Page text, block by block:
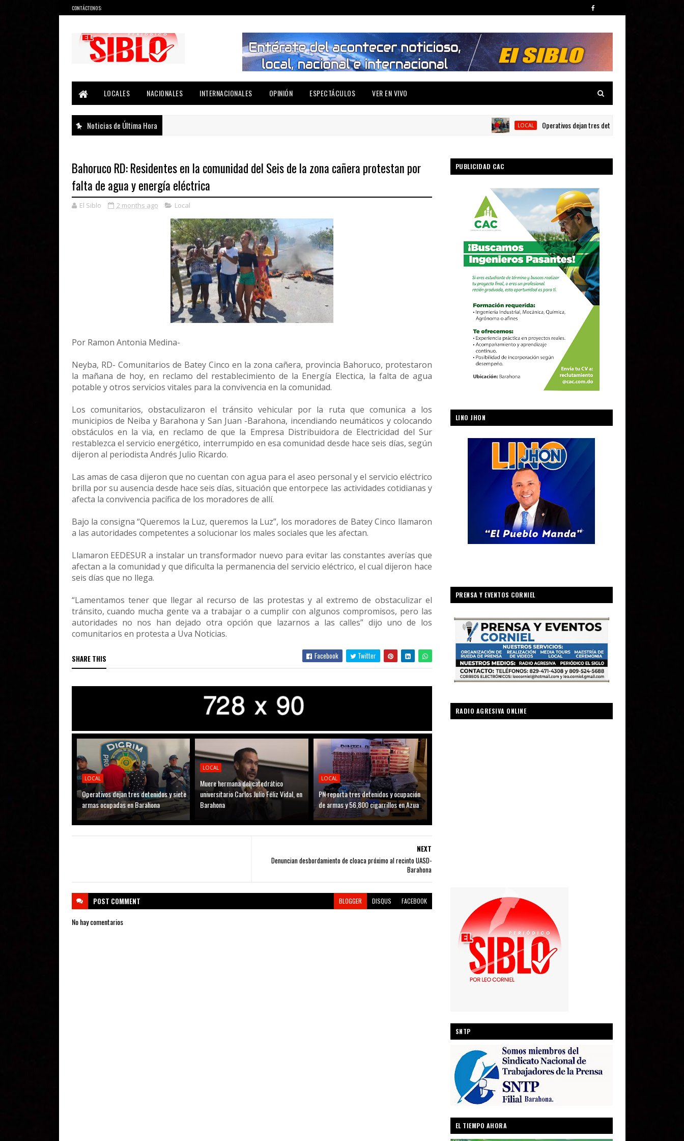
CONTÁCTENOS:
LOCALES
NACIONALES INTERNACIONALES OPINIÓN ESPECTÁCULOS VER EN VIVO
Noticias de Última Hora LOCAL Operativos dejan tres detenidos y siete armas ocupadas en
Bahoruco RD: Residentes en la comunidad del Seis de la zona cañera protestan por
falta de agua y energía eléctrica
El Siblo 2 months ago Local
Por Ramon Antonia Medina-
Neyba, RD- Comunitarios de Batey Cinco en la zona cañera, provincia Bahoruco, protestaron
la mañana de hoy, en reclamo del restablecimiento de la Energía Electica, la falta de agua
potable y otros servicios vitales para la convivencia en la comunidad.
Los comunitarios, obstaculizaron el tránsito vehicular por la ruta que comunica a los
municipios de Neiba y Barahona y San Juan -Barahona, incendiando neumáticos y colocando
obstáculos en la via, en reclamo de que la Empresa Distribuidora de Electricidad del Sur
restablezca el servicio energético, interrumpido en esa comunidad desde hace seis días, según
dijeron al periodista Andrés Julio Ricardo.
Las amas de casa dijeron que no cuentan con agua para el aseo personal y el servicio eléctrico
brilla por su ausencia desde hace seis días, situación que entorpece las actividades cotidianas y
afecta la convivencia pacífica de los moradores de allí.
Bajo la consigna “Queremos la Luz, queremos la Luz”, los moradores de Batey Cinco llamaron
a las autoridades competentes a solucionar los males sociales que les afectan.
Llamaron EEDESUR a instalar un transformador nuevo para evitar las constantes averías que
afectan a la comunidad y que dificulta la permanencia del servicio eléctrico, el cual dijeron hace
seis días que no llega.
“Lamentamos tener que llegar al recurso de las protestas y al extremo de obstaculizar el
tránsito, cuando mucha gente va a trabajar o a cumplir con algunos compromisos, pero las
autoridades no nos han dejado otra opción que lazarnos a las calles” dijo uno de los
comunitarios en protesta a Uva Noticias.
SHARE THIS Facebook Twitter
LOCAL
Operativos dejan tres detenidos y siete
armas ocupadas en Barahona
LOCAL
Muere hermana del catedrático
universitario Carlos Julio Féliz Vidal, en
Barahona
LOCAL
PN reporta tres detenidos y ocupación
de armas y 56,800 cigarrillos en Azua
NEXT
Denuncian desbordamiento de cloaca próximo al recinto UASD-
Barahona
POST COMMENT BLOGGER DISQUS FACEBOOK
No hay comentarios
PUBLICIDAD CAC
LINO JHON
PRENSA Y EVENTOS CORNIEL
RADIO AGRESIVA ONLINE
SNTP
EL TIEMPO AHORA